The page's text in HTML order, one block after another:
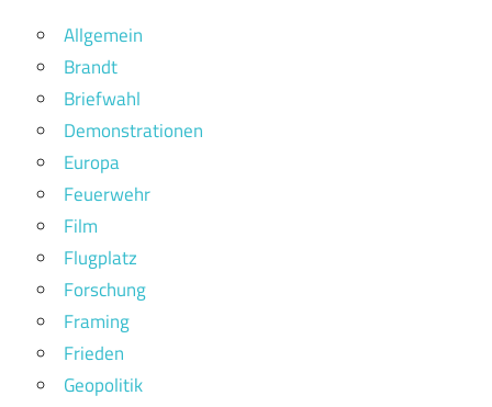
Allgemein
Brandt
Briefwahl
Demonstrationen
Europa
Feuerwehr
Film
Flugplatz
Forschung
Framing
Frieden
Geopolitik